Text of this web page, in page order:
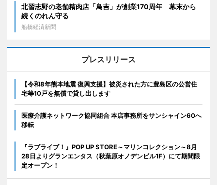
北習志野の老舗精肉店「鳥吉」が創業170周年 幕末から
続くのれん守る
船橋経済新聞
プレスリリース
【令和8年熊本地震 復興支援】被災された方に豊島区の公営住
宅等10戸を無償で貸し出します
医療介護ネットワーク協同組合 本店事務所をサンシャイン60へ
移転
『ラブライブ！』POP UP STORE～マリンコレクション～8月
28日よりグランエンタス（秋葉原オノデンビル1F）にて期間限
定オープン！